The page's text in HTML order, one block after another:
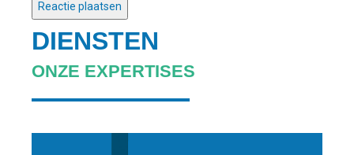
DIENSTEN
ONZE EXPERTISES